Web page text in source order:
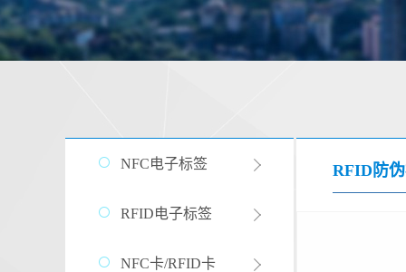
NFC电子标签
RFID电子标签
NFC卡/RFID卡
RFID防